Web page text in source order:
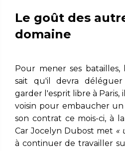
Le goût des
domaine
Pour mener ses
sait qu'il devra
garder l'esprit libre à Paris,
voisin pour embaucher
son contrat ce mois-ci, à
Car Jocelyn Dubost met «
à continuer de travailler